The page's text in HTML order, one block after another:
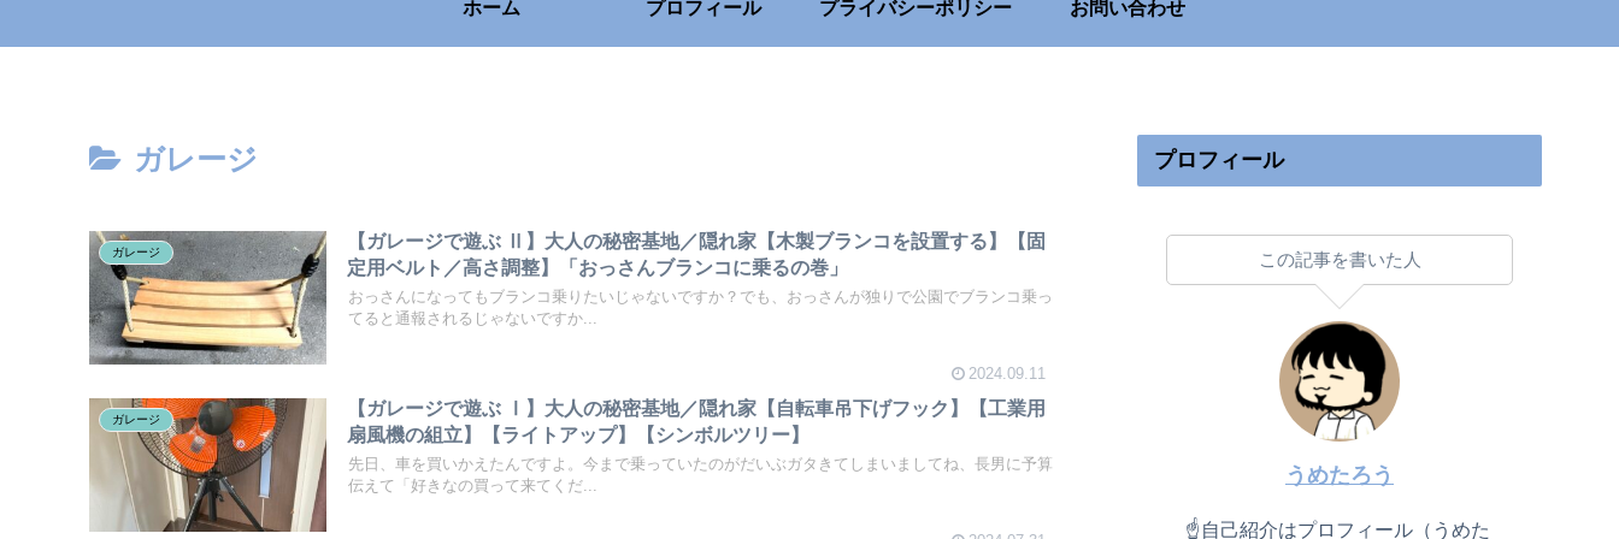
ホーム プロフィール プライバシーポリシー お問い合わせ
ガレージ
ガレージ
【ガレージで遊ぶ Ⅱ】大人の秘密基地／隠れ家【木製ブランコを設置する】【固
定用ベルト／高さ調整】「おっさんブランコに乗るの巻」
おっさんになってもブランコ乗りたいじゃないですか？でも、おっさんが独りで公園でブランコ乗っ
てると通報されるじゃないですか...
2024.09.11
ガレージ
【ガレージで遊ぶ Ⅰ】大人の秘密基地／隠れ家【自転車吊下げフック】【工業用
扇風機の組立】【ライトアップ】【シンボルツリー】
先日、車を買いかえたんですよ。今まで乗っていたのがだいぶガタきてしまいましてね、長男に予算
伝えて「好きなの買って来てくだ...
プロフィール
この記事を書いた人
うめたろう
☝自己紹介はプロフィール（うめた